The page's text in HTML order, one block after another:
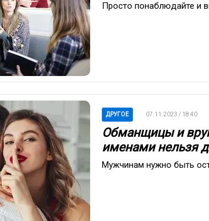
Просто понаблюдайте и
ДРУГОЕ 07.11.2023 / 18:40
Обманщицы и
именами нельзя
Мужчинам нужно быть